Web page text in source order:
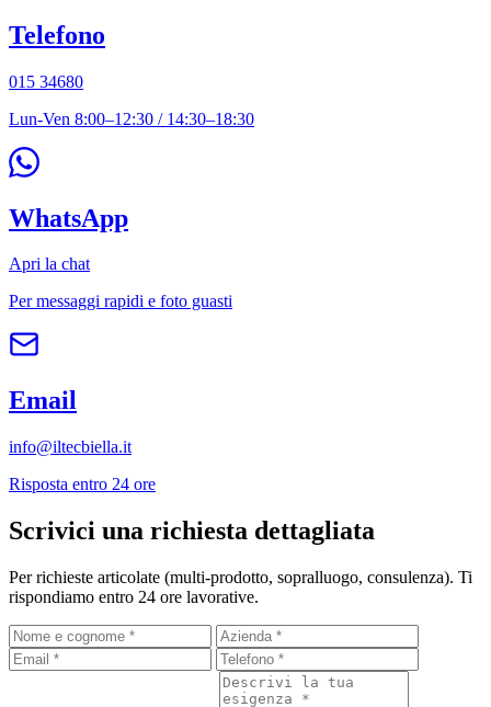
Telefono
015 34680
Lun-Ven 8:00–12:30 / 14:30–18:30
WhatsApp
Apri la chat
Per messaggi rapidi e foto guasti
Email
info@iltecbiella.it
Risposta entro 24 ore
Scrivici una richiesta dettagliata
Per richieste articolate (multi-prodotto, sopralluogo, consulenza). Ti
rispondiamo entro 24 ore lavorative.